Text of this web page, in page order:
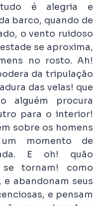
é alegria e
barco, quando de
o vento ruidoso
se aproxima,
no rosto. Ah!
da tripulação
das velas! que
alguém procura
para o interior!
sobre os homens
momento de
E oh! quão
tornam! como
abandonam seus
e pensam